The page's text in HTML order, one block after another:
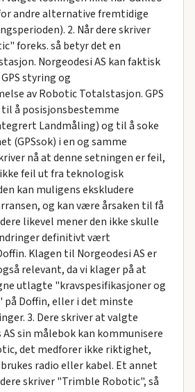
andre alternative fremtidige
2. Når dere skriver
foreks. så betyr det en
Norgeodesi AS kan faktisk
styring og
av Robotic Totalstasjon. GPS
å posisjonsbestemme
Landmåling) og til å soke
(GPSsok) i en og samme
nå at denne setningen er feil,
feil ut fra teknologisk
kan muligens ekskludere
og kan være årsaken til få
likevel mener den ikke skulle
definitivt vært
Klagen til Norgeodesi AS er
relevant, da vi klager på at
utlagte "kravspesifikasjoner og
på Doffin, eller i det minste
3. Dere skriver at valgte
AS sin målebok kan kommunisere
det medforer ikke riktighet,
radio eller kabel. Et annet
skriver "Trimble Robotic", så